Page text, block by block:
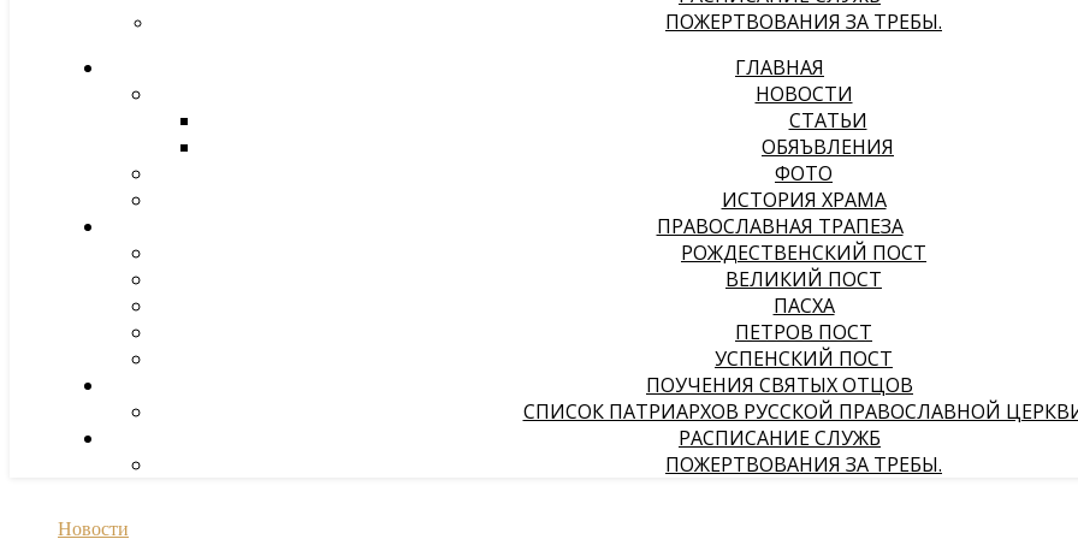
ПОЖЕРТВОВАНИЯ ЗА ТРЕБЫ.
ГЛАВНАЯ
НОВОСТИ
СТАТЬИ
ОБЯЪВЛЕНИЯ
ФОТО
ИСТОРИЯ ХРАМА
ПРАВОСЛАВНАЯ ТРАПЕЗА
РОЖДЕСТВЕНСКИЙ ПОСТ
ВЕЛИКИЙ ПОСТ
ПАСХА
ПЕТРОВ ПОСТ
УСПЕНСКИЙ ПОСТ
ПОУЧЕНИЯ СВЯТЫХ ОТЦОВ
СПИСОК ПАТРИАРХОВ РУССКОЙ ПРАВОСЛАВНОЙ
РАСПИСАНИЕ СЛУЖБ
ПОЖЕРТВОВАНИЯ ЗА ТРЕБЫ.
Новости